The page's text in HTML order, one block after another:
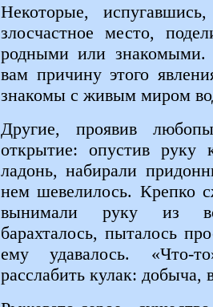
Некоторые,
злосчастное место,
родными или знакомыми.
вам причину этого
знакомы с живым миром
Другие, проявив
открытие: опустив руку
ладонь, набирали
нем шевелилось. Крепко
вынимали руку из
барахталось, пыталось
ему удавалось. «Что-
расслабить кулак: добыча,